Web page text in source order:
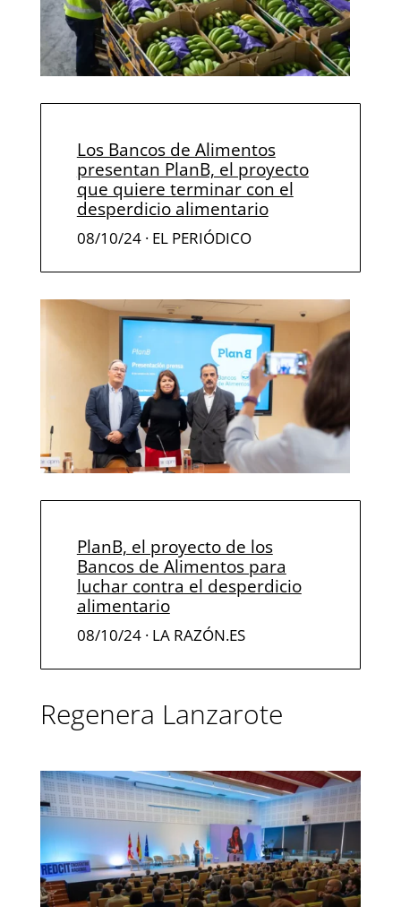
Los Bancos de Alimentos
presentan PlanB, el proyecto
que quiere terminar con el
desperdicio alimentario
08/10/24 · EL PERIÓDICO
PlanB, el proyecto de los
Bancos de Alimentos para
luchar contra el desperdicio
alimentario
08/10/24 · LA RAZÓN.ES
Regenera Lanzarote